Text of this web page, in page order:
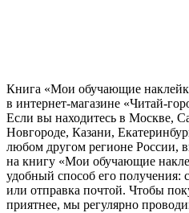
Книга «Мои обучающие
в интернет-магазине «Читай-
Если вы находитесь в Москве,
Новгороде, Казани,
любом другом регионе России,
на книгу «Мои обучающие
удобный способ его получения:
или отправка почтой. Чтобы
приятнее, мы регулярно